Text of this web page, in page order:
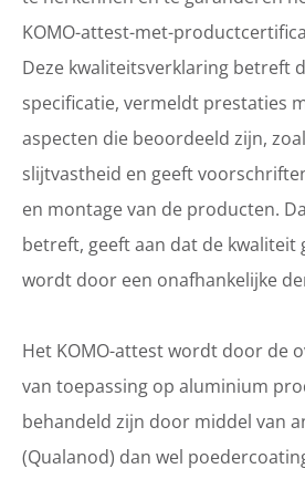
KOMO-attest-met-
Deze kwaliteitsverklaring betreft
specificatie, vermeldt prestaties
aspecten die beoordeeld zijn,
slijtvastheid en geeft
en montage van de producten.
betreft, geeft aan dat de kwaliteit
wordt door een onafhankelijke
Het KOMO-attest wordt door de
van toepassing op aluminium
behandeld zijn door middel van
(Qualanod) dan wel